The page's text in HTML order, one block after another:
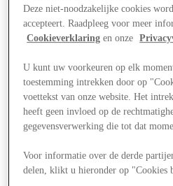
Aanbiedingen
Deze niet-noodzakelijke cookies
accepteert. Raadpleeg voor meer
Cookieverklaring en onze
U kunt uw voorkeuren op elk
toestemming intrekken door op
voettekst van onze website. Het
heeft geen invloed op de
gegevensverwerking die tot dat
Voor informatie over de derde
delen, klikt u hieronder op "Cookies